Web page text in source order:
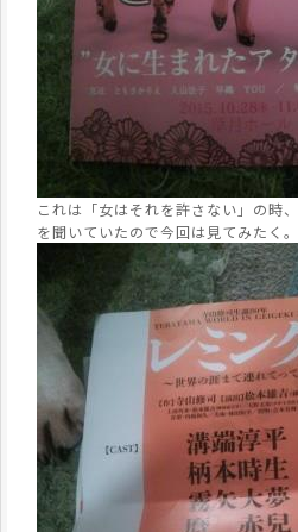
これは「女はそれを許さない」の時
を聞いていたので今回は見てみたく。